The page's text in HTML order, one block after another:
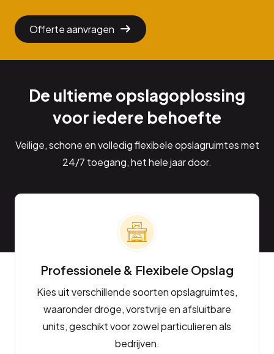
Offerte aanvragen
De ultieme opslagoplossing
voor iedere behoefte
Veilige, schone en volledig flexibele opslagruimtes met
24/7 toegang, het hele jaar door.
Professionele & Flexibele Opslag
Kies uit verschillende soorten opslagruimtes,
waaronder droge, vorstvrije en afsluitbare
units, geschikt voor zowel particulieren als
bedrijven.